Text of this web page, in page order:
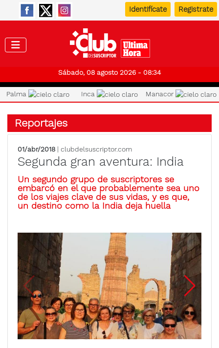
Identifícate Registrate
Sábado, 08 agosto 2026 - 08:34
Palma Inca Manacor
Reportajes
01/abr/2018 | clubdelsuscriptor.com
Segunda gran aventura: India
Un segundo grupo de suscriptores se
embarcó en el que probablemente sea uno
de los viajes clave de sus vidas, y es que,
un destino como la India deja huella